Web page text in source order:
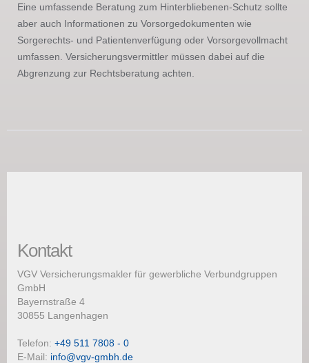
Eine umfassende Beratung zum Hinterbliebenen-Schutz sollte
aber auch Informationen zu Vorsorgedokumenten wie
Sorgerechts- und Patientenverfügung oder Vorsorgevollmacht
umfassen. Versicherungsvermittler müssen dabei auf die
Abgrenzung zur Rechtsberatung achten.
Kontakt
VGV Versicherungsmakler für gewerbliche Verbundgruppen
GmbH
Bayernstraße 4
30855 Langenhagen
Telefon: +49 511 7808 - 0
E-Mail: info@vgv-gmbh.de